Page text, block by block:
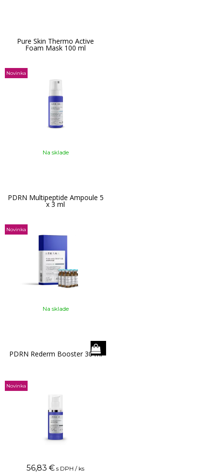
Pure Skin Thermo Active
Foam Mask 100 ml
Novinka
Na sklade
PDRN Multipeptide Ampoule 5
x 3 ml
Novinka
Na sklade
PDRN Rederm Booster 30 ml
Novinka
56,83 € s DPH / ks